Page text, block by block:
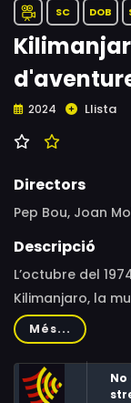
SC DOB
2024 Llista
Directors
Pep Bou, Joan
Descripció
L’octubre del
Kilimanjaro, la
amb una
Més...